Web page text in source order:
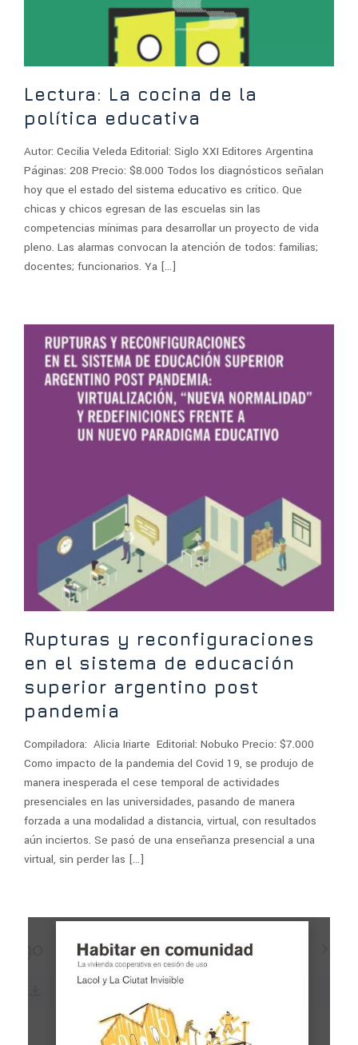
Lectura: La cocina de la
política educativa
Autor: Cecilia Veleda Editorial: Siglo XXI Editores Argentina
Páginas: 208 Precio: $8.000 Todos los diagnósticos señalan
hoy que el estado del sistema educativo es crítico. Que
chicas y chicos egresan de las escuelas sin las
competencias mínimas para desarrollar un proyecto de vida
pleno. Las alarmas convocan la atención de todos: familias;
docentes; funcionarios. Ya […]
Rupturas y reconfiguraciones
en el sistema de educación
superior argentino post
pandemia
Compiladora: Alicia Iriarte Editorial: Nobuko Precio: $7.000
Como impacto de la pandemia del Covid 19, se produjo de
manera inesperada el cese temporal de actividades
presenciales en las universidades, pasando de manera
forzada a una modalidad a distancia, virtual, con resultados
aún inciertos. Se pasó de una enseñanza presencial a una
virtual, sin perder las […]